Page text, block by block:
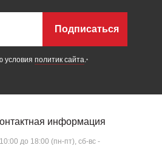
условия политик сайта.*
Подписаться
информация
до 18:00 (пн-пт), сб-вс -